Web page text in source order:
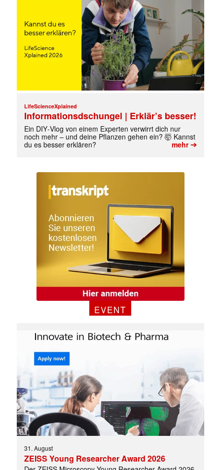
LifeScienceXplained
Informationsdschungel | Erklär’s besser!
Ein DIY‑Vlog von einem Experten verwirrt dich nur
noch mehr – und deine Pflanzen gehen ein? 🤯 Kannst
du es besser erklären?
mehr➔
EVENT
31. August
ZEISS Young Researcher Award 2026